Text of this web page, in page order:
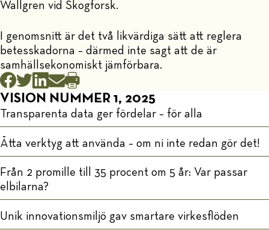
Wallgren vid Skogforsk.
I genomsnitt är det två likvärdiga sätt att reglera
betesskadorna – därmed inte sagt att de är
samhällsekonomiskt jämförbara.
VISION NUMMER 1, 2025
Transparenta data ger fördelar – för alla
Åtta verktyg att använda – om ni inte redan gör det!
Från 2 promille till 35 procent om 5 år: Var passar
elbilarna?
Unik innovationsmiljö gav smartare virkesflöden